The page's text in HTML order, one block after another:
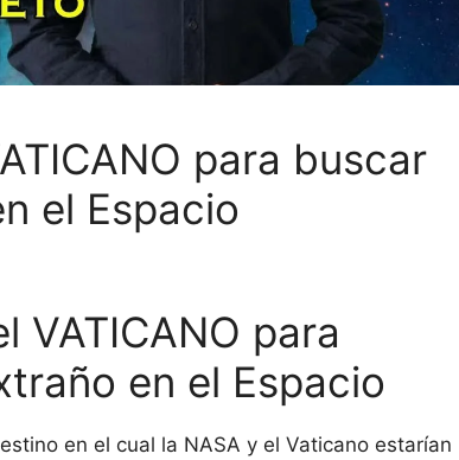
para buscar
el Espacio
VATICANO para
en el Espacio
en el cual la NASA y el Vaticano estarían